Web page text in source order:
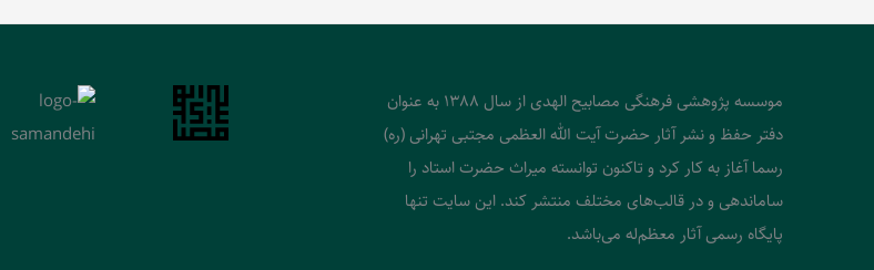
موسسه پژوهشی فرهنگی مصابیح الهدی از سال 1388 به عنوان
دفتر حفظ و نشر آثار حضرت آیت الله العظمی مجتبی تهرانی (ره)
رسما آغاز به کار کرد و تاکنون توانسته میراث حضرت استاد را
ساماندهی و در قالب‌های مختلف منتشر کند. این سایت تنها
پایگاه رسمی آثار معظم‌له می‌باشد.